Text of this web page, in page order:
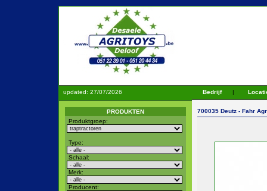
Bedrijf |
updated: 27/07/2026
PRODUKTEN
Produktgroep:
Type:
Schaal:
Merk:
Producent:
700035 Deutz - Fahr